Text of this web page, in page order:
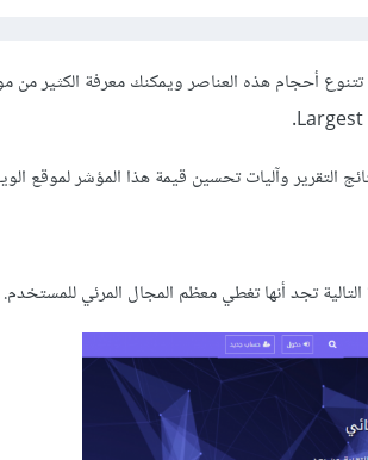
أحجام هذه العناصر ويمكنك معرفة الكثير من
وآليات تحسين قيمة هذا المؤشر لموقع
تجد أنها تغطي معظم المجال المرئي للمستخدم.